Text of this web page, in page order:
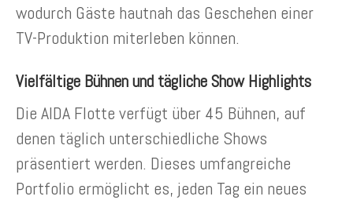
wodurch Gäste hautnah das Geschehen einer
TV-Produktion miterleben können.
Vielfältige Bühnen und tägliche Show Highlights
Die AIDA Flotte verfügt über 45 Bühnen, auf
denen täglich unterschiedliche Shows
präsentiert werden. Dieses umfangreiche
Portfolio ermöglicht es, jeden Tag ein neues